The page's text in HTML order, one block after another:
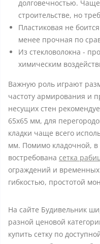
долговечностью. Чаще
строительстве, но
Пластиковая не
менее прочная по
Из стекловолокна -
химическим
Важную роль играют
частоту армирования и
несущих стен
65x65 мм, для
кладки чаще всего
мм. Помимо кладочной, в
востребована сетка
ограждений и
гибкостью, простотой
На сайте Будивельник
разной ценовой
купить сетку по